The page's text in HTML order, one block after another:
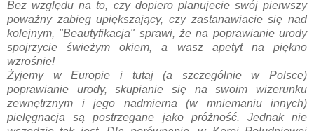
Bez względu na to, czy dopiero planujecie swój pierwszy
poważny zabieg upiększający, czy zastanawiacie się nad
kolejnym, "Beautyfikacja" sprawi, że na poprawianie urody
spojrzycie świeżym okiem, a wasz apetyt na piękno
wzrośnie!
Żyjemy w Europie i tutaj (a szczególnie w Polsce)
poprawianie urody, skupianie się na swoim wizerunku
zewnętrznym i jego nadmierna (w mniemaniu innych)
pielęgnacja są postrzegane jako próżność. Jednak nie